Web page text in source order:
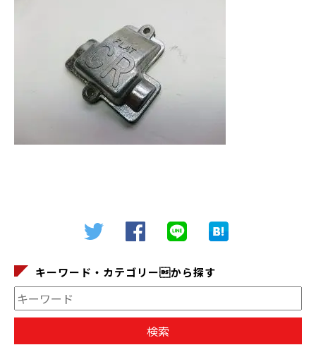
キーワード・カテゴリーから探す